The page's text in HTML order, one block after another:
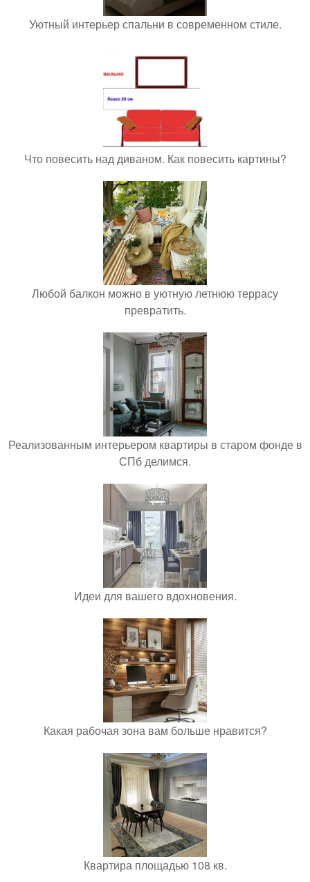
Уютный интерьер спальни в современном стиле.
Что повесить над диваном. Как повесить картины?
Любой балкон можно в уютную летнюю террасу
превратить.
Реализованным интерьером квартиры в старом фонде в
СПб делимся.
Идеи для вашего вдохновения.
Какая рабочая зона вам больше нравится?
Квартира площадью 108 кв.